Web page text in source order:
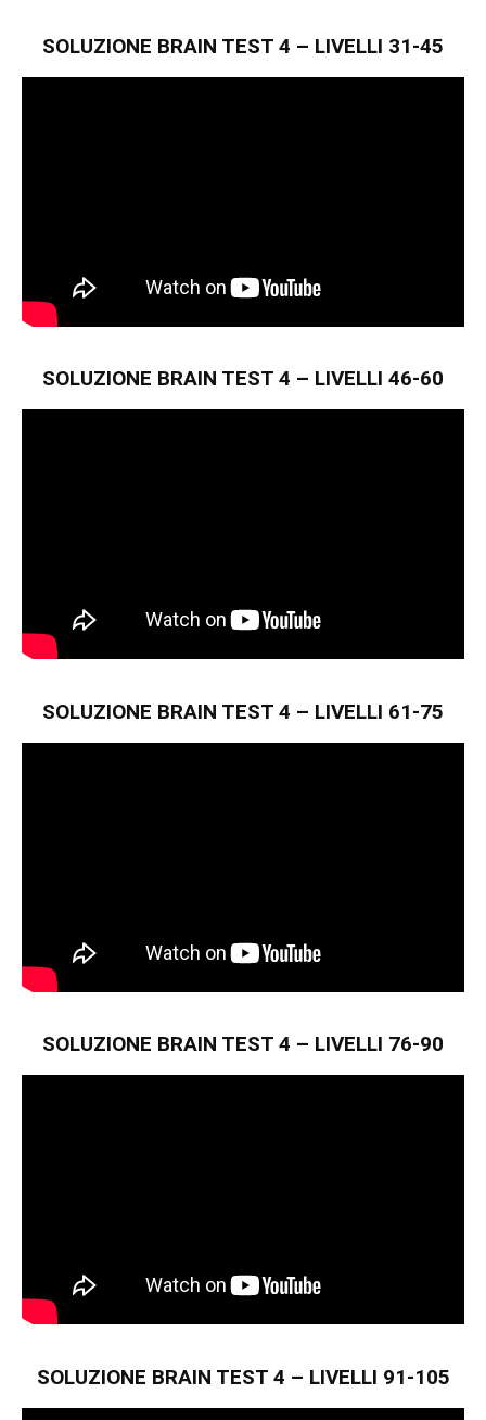
SOLUZIONE BRAIN TEST 4 – LIVELLI 31-45
SOLUZIONE BRAIN TEST 4 – LIVELLI 46-60
SOLUZIONE BRAIN TEST 4 – LIVELLI 61-75
SOLUZIONE BRAIN TEST 4 – LIVELLI 76-90
SOLUZIONE BRAIN TEST 4 – LIVELLI 91-105